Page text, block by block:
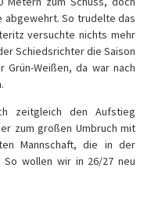
abgewehrt. So trudelte das
versuchte nichts mehr
Schiedsrichter die Saison
Grün-Weißen, da war nach
zeitgleich den Aufstieg
zum großen Umbruch mit
Mannschaft, die in der
wollen wir in 26/27 neu